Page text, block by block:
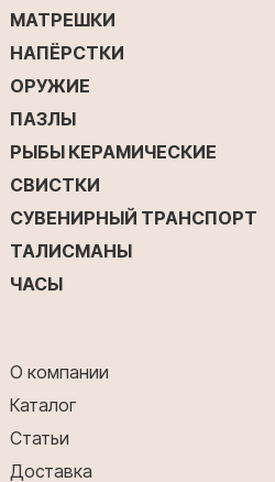
МАТРЕШКИ
НАПЁРСТКИ
ОРУЖИЕ
ПАЗЛЫ
РЫБЫ КЕРАМИЧЕСКИЕ
СВИСТКИ
СУВЕНИРНЫЙ ТРАНСПОРТ
ТАЛИСМАНЫ
ЧАСЫ
О компании
Каталог
Статьи
Доставка